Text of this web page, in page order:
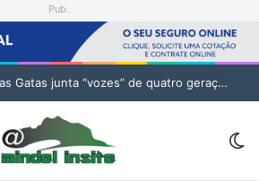
Pub.
Festival da Baía das Gatas junta “vozes” de quatro gerações da música cabo-verdiana na segunda noite